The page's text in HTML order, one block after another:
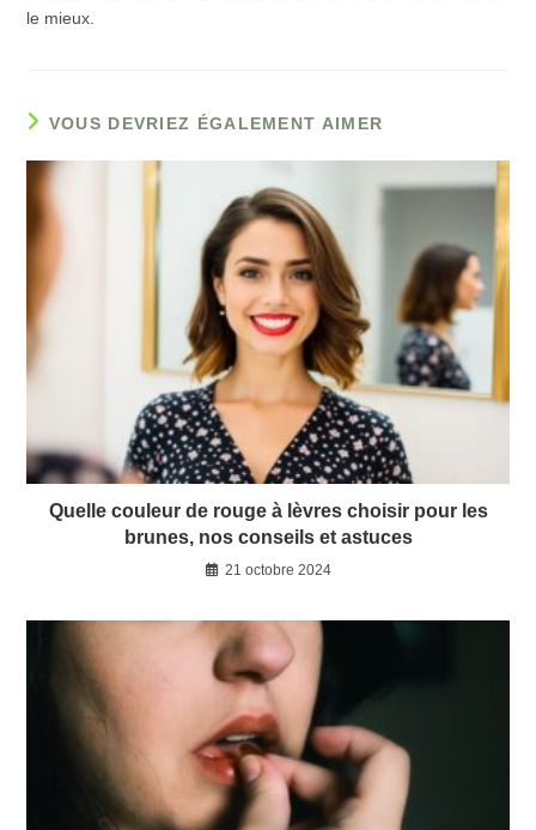
le mieux.
VOUS DEVRIEZ ÉGALEMENT AIMER
Quelle couleur de rouge à lèvres choisir pour les
brunes, nos conseils et astuces
21 octobre 2024